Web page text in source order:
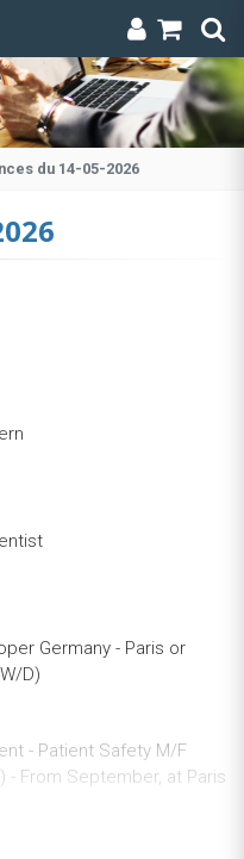
du 14-05-2026
Germany - Paris or
D)
- Patient Safety M/F
- From September, at Paris